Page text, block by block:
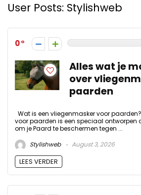
User Posts: Stylishweb
0
Alles wat je
over
paarden
Wat is een vliegenmasker voor
voor paarden is een speciaal ontworpen
om je Paard te beschermen tegen ...
Stylishweb
August 3, 2026
LEES VERDER